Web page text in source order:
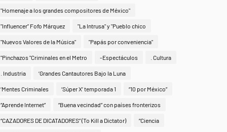
"Homenaje a los grandes compositores de México"
"Influencer" Fofo Márquez "La Intrusa" y "Pueblo chico
"Nuevos Valores de la Música" "Papás por conveniencia"
"Pinchazos "Criminales en el Metro -Espectáculos . Cultura
. Industria ‘Grandes Cantautores Bajo la Luna
‘Mentes Criminales ‘Súper X’ temporada 1 “10 por México”
“Aprende Internet” “Buena vecindad” con países fronterizos
“CAZADORES DE DICATADORES” (To Kill a Dictator) “Ciencia